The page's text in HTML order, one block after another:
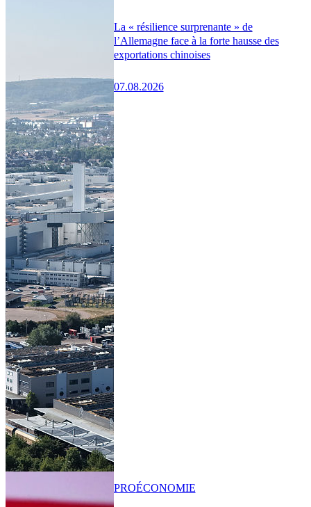
La « résilience surprenante » de
l’Allemagne face à la forte hausse des
exportations chinoises
07.08.2026
PROÉCONOMIE